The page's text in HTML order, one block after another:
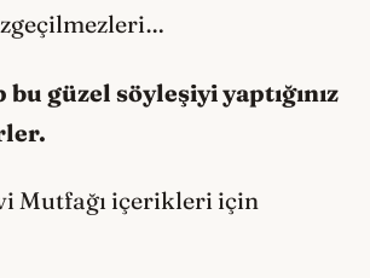
bu güzel söyleşiyi yaptığınız
Mutfağı içerikleri için